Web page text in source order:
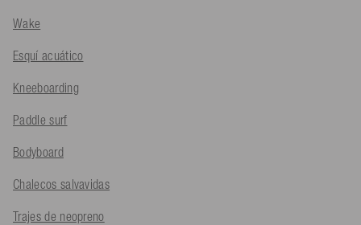
Wake
Esquí acuático
Kneeboarding
Paddle surf
Bodyboard
Chalecos salvavidas
Trajes de neopreno